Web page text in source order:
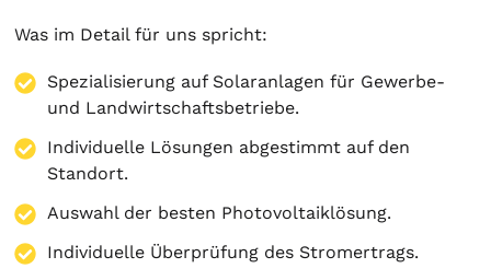
Was im Detail für uns spricht:
Spezialisierung auf Solaranlagen für Gewerbe-
und Landwirtschaftsbetriebe.
Individuelle Lösungen abgestimmt auf den
Standort.
Auswahl der besten Photovoltaiklösung.
Individuelle Überprüfung des Stromertrags.